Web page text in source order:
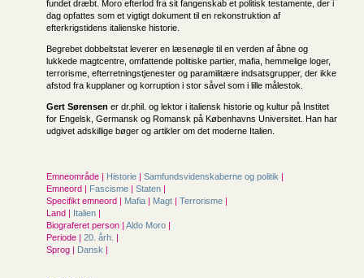
fundet dræbt. Moro efterlod fra sit fangenskab et politisk testamente, der i
dag opfattes som et vigtigt dokument til en rekonstruktion af
efterkrigstidens italienske historie.
Begrebet dobbeltstat leverer en læsenøgle til en verden af åbne og
lukkede magtcentre, omfattende politiske partier, mafia, hemmelige loger,
terrorisme, efterretningstjenester og paramilitære indsatsgrupper, der ikke
afstod fra kupplaner og korruption i stor såvel som i lille målestok.
Gert Sørensen er dr.phil. og lektor i italiensk historie og kultur på Institet
for Engelsk, Germansk og Romansk på Københavns Universitet. Han har
udgivet adskillige bøger og artikler om det moderne Italien.
Emneområde | Historie | Samfunds­videnskaberne og politik |
Emneord | Fascisme | Staten |
Specifikt emneord | Mafia | Magt | Terrorisme |
Land | Italien |
Biograferet person | Aldo Moro |
Periode | 20. årh. |
Sprog | Dansk |